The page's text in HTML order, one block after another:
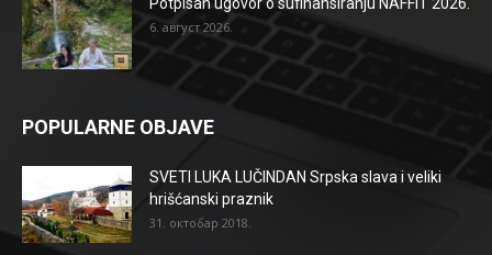
6. август 2026.
POPULARNE OBJAVE
SVETI LUKA LUČINDAN Srpska slava i veliki
hrišćanski praznik
31. октобар 2018.